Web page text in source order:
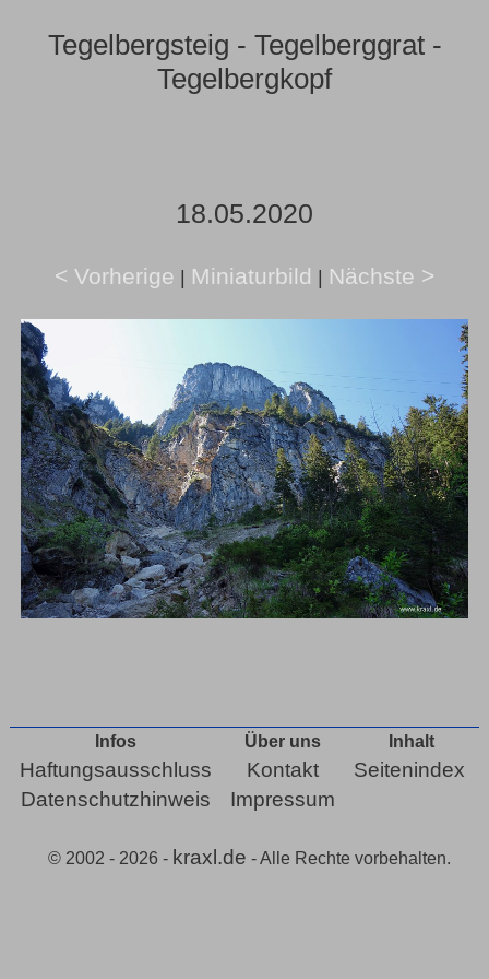
Tegelbergsteig - Tegelberggrat -
Tegelbergkopf
18.05.2020
< Vorherige | Miniaturbild | Nächste >
Infos
Haftungsausschluss
Datenschutzhinweis
Über uns
Kontakt
Impressum
Inhalt
Seitenindex
© 2002 - 2026 - kraxl.de - Alle Rechte vorbehalten.